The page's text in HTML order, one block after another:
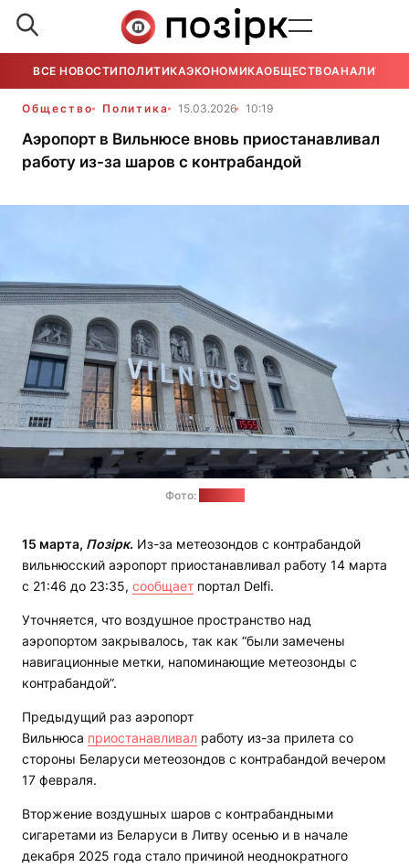
ВСЕ НОВОСТИ ПОЛИТИКАЭКОНОМИКАОБЩЕСТВОАНАЛИТИКА
Общество Политика 15.03.2026 10:19
Аэропорт в Вильнюсе вновь приостанавливал
работу из-за шаров с контрабандой
Фото:
15 марта, Позірк. Из-за метеозондов с контрабандой
вильнюсский аэропорт приостанавливал работу 14 марта
с 21:46 до 23:35, сообщает портал Delfi.
Уточняется, что воздушное пространство над
аэропортом закрывалось, так как “были замечены
навигационные метки, напоминающие метеозонды с
контрабандой”.
Предыдущий раз аэропорт
Вильнюса приостанавливал работу из-за прилета со
стороны Беларуси метеозондов с контрабандой вечером
17 февраля.
Вторжение воздушных шаров с контрабандными
сигаретами из Беларуси в Литву осенью и в начале
декабря 2025 года стало причиной неоднократного